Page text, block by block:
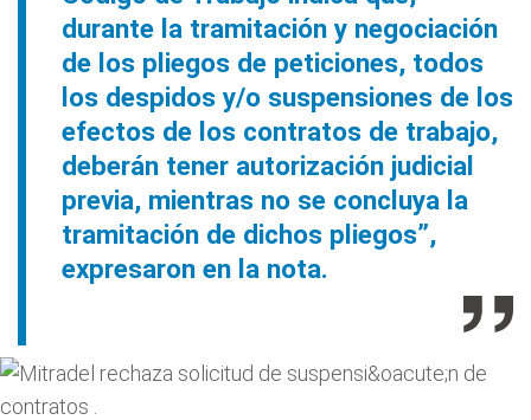
durante la tramitación y negociación
de los pliegos de peticiones, todos
los despidos y/o suspensiones de los
efectos de los contratos de trabajo,
deberán tener autorización judicial
previa, mientras no se concluya la
tramitación de dichos pliegos”,
expresaron en la nota.